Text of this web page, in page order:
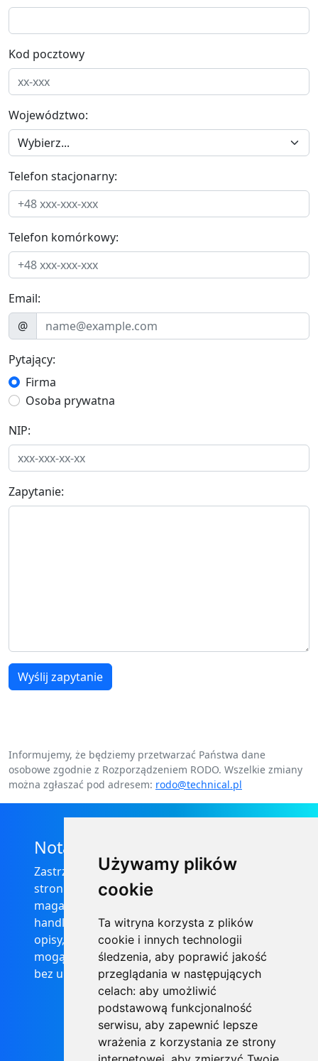
Używamy plików
cookie
Ta witryna korzysta z plików
cookie i innych technologii
śledzenia, aby poprawić jakość
przeglądania w następujących
celach: aby umożliwić
podstawową funkcjonalność
serwisu, aby zapewnić lepsze
wrażenia z korzystania ze strony
Kod pocztowy
Województwo:
Telefon stacjonarny:
Telefon komórkowy:
Email:
@
Pytający:
Firma
Osoba prywatna
NIP:
Zapytanie:
Wyślij zapytanie
Informujemy, że będziemy przetwarzać Państwa dane
osobowe zgodnie z Rozporządzeniem RODO. Wszelkie zmiany
można zgłaszać pod adresem: rodo@technical.pl
Nota prawna
Zastrzega się, że informacje zamieszczone na
stronie internetowej https://informator-
magazynowy.technical.pl/ nie stanowią oferty
handlowej w rozumieniu prawa, ponadto
opisy, dane techniczne i pozostałe informacje
mogą ulec zmianie bez podania przyczyny i
bez uprzedzenia.